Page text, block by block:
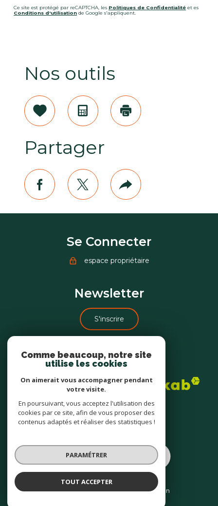
Ce site est protégé par reCAPTCHA, les Politiques de Confidentialité et es
Conditions d'utilisation de Google s'appliquent.
Nos outils
Sélectionner
Calculatrice
Imprimer
Partager
facebooktwitterPlus
de
partage
Se Connecter
espace propriétaire
Newsletter
S'inscrire
Adhérents
© 2022
Tous droits réservés
Traduction powered by Google
Plan du site
Mentions légales Partenaires Admin
Comme beaucoup, notre site
utilise les cookies
On aimerait vous accompagner pendant
votre visite.
En poursuivant, vous acceptez l'utilisation des
cookies par ce site, afin de vous proposer des
contenus adaptés et réaliser des statistiques !
PARAMÉTRER
TOUT ACCEPTER